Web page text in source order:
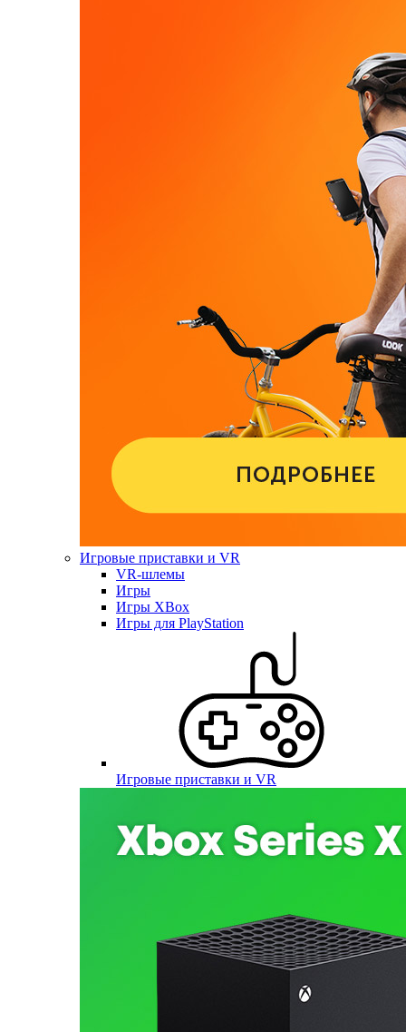
Игровые приставки и VR
VR-шлемы
Игры
Игры XBox
Игры для PlayStation
Игровые приставки и VR